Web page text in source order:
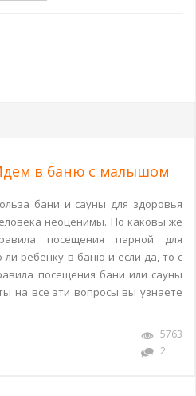
в баню с малышом
бани и сауны для здоровья
неоценимы. Но каковы же
посещения парной для
ребенку в баню и если да, то с
посещения бани или сауны
на все эти вопросы вы узнаете
5763
2